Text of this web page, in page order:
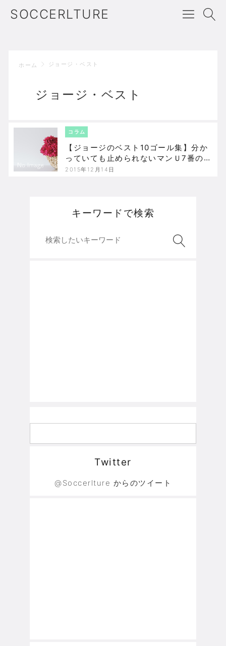
SOCCERLTURE
ホーム ジョージ・ベスト
ジョージ・ベスト
コラム
【ジョージのベスト10ゴール集】分か
っていても止められないマンＵ7番の伝
統
2015年12月14日
キーワードで検索
Twitter
@Soccerlture からのツイート